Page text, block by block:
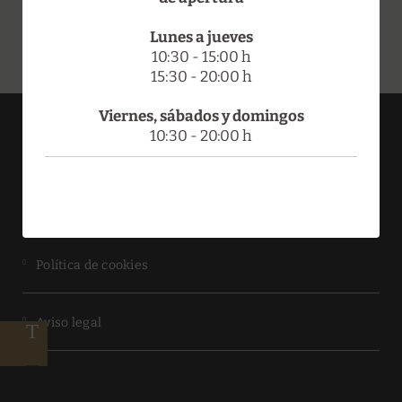
HOTEL DOÑA BRÍGIDA - SALAMANCA FORUM
Política de cookies
Aviso legal
Lunes a jueves
10:30 - 15:00 h
15:30 - 20:00 h
Viernes, sábados y domingos
10:30 - 20:00 h